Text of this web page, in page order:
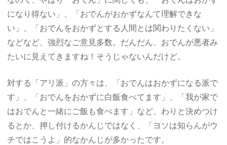
になり得ない」、「おでんがおかずなんて理解できな
い」、「おでんをおかずとする人間とは関わりたくない」
などなど、強烈なご意見多数。だんだん、おでんが悪者み
たいに見えてきますね！そうじゃないんだけど。
対する「アリ派」の方々は、「おでんはおかずになる派で
す」、「おでんをおかずに白飯食べてます」、「我が家で
はおでんと一緒にご飯も食べます」など、わりと決めつけ
るとか、押し付けるかんじではなく、「ヨソは知らんがウ
チではこうよ」的なかんじが多かったです。